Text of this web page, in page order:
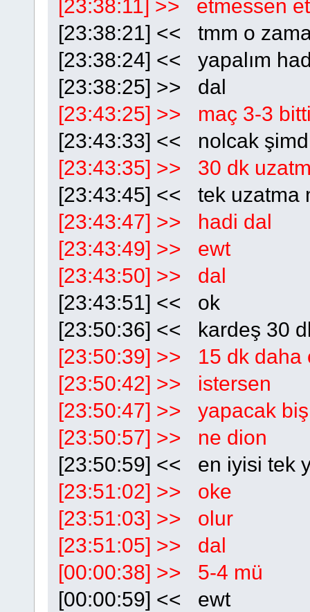
[23:38:11] >> etmessen
[23:38:21] << tmm o
[23:38:24] << yapalım
[23:38:25] >> dal
[23:43:25] >> maç 3-3
[23:43:33] << nolcak
[23:43:35] >> 30 dk
[23:43:45] << tek uzatma
[23:43:47] >> hadi dal
[23:43:49] >> ewt
[23:43:50] >> dal
[23:43:51] << ok
[23:50:36] << kardeş 30
[23:50:39] >> 15 dk daha
[23:50:42] >> istersen
[23:50:47] >> yapacak
[23:50:57] >> ne dion
[23:50:59] << en iyisi tek
[23:51:02] >> oke
[23:51:03] >> olur
[23:51:05] >> dal
[00:00:38] >> 5-4 mü
[00:00:59] << ewt